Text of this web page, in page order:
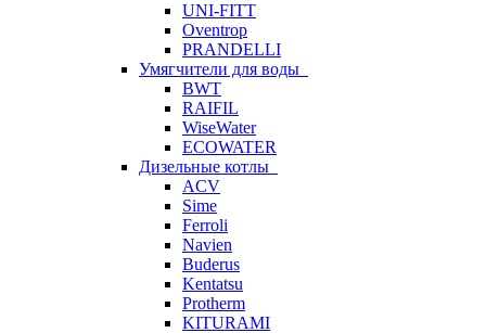
UNI-FITT
Oventrop
PRANDELLI
Умягчители для воды
BWT
RAIFIL
WiseWater
ECOWATER
Дизельные котлы
ACV
Sime
Ferroli
Navien
Buderus
Kentatsu
Protherm
KITURAMI